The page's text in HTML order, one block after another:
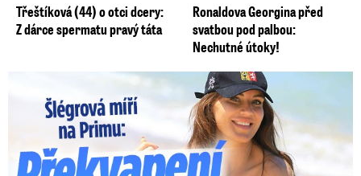
Třeštíková (44) o otci dcery:
Z dárce spermatu pravý táta
Ronaldova Georgina před
svatbou pod palbou:
Nechutné útoky!
Lucie Šlégrová míří na Primu. Překvapení pro sporťáky!